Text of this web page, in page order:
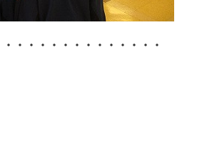
・・・・・・・・・・・・・